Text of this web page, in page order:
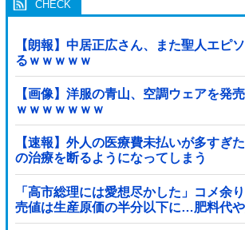
【朗報】中居正広さん、また聖人エピ
るｗｗｗｗｗ
【画像】洋服の青山、空調ウェアを発
ｗｗｗｗｗｗｗ
【速報】外人の医療費未払いが多すぎ
の治療を断るようになってしまう
「高市総理には愛想尽かした」コメ余
売値は生産原価の半分以下に…肥料代
「今年でやめる」農家も